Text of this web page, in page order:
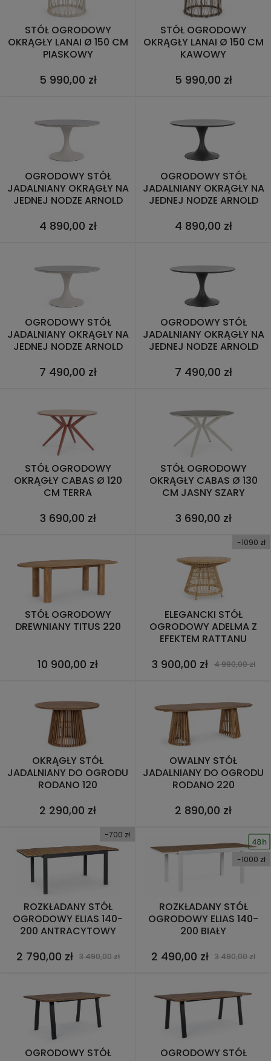
STÓŁ OGRODOWY
OKRĄGŁY LANAI Ø 150 CM
PIASKOWY
5 990,00 zł
STÓŁ OGRODOWY
OKRĄGŁY LANAI Ø 150 CM
KAWOWY
5 990,00 zł
OGRODOWY STÓŁ
JADALNIANY OKRĄGŁY NA
JEDNEJ NODZE ARNOLD
4 890,00 zł
OGRODOWY STÓŁ
JADALNIANY OKRĄGŁY NA
JEDNEJ NODZE ARNOLD
4 890,00 zł
OGRODOWY STÓŁ
JADALNIANY OKRĄGŁY NA
JEDNEJ NODZE ARNOLD
7 490,00 zł
OGRODOWY STÓŁ
JADALNIANY OKRĄGŁY NA
JEDNEJ NODZE ARNOLD
7 490,00 zł
STÓŁ OGRODOWY
OKRĄGŁY CABAS Ø 120
CM TERRA
3 690,00 zł
STÓŁ OGRODOWY
OKRĄGŁY CABAS Ø 130
CM JASNY SZARY
3 690,00 zł
STÓŁ OGRODOWY
DREWNIANY TITUS 220
10 900,00 zł
ELEGANCKI STÓŁ
OGRODOWY ADELMA Z
EFEKTEM RATTANU
3 900,00 zł 4 990,00 zł
-1090 zł
OKRĄGŁY STÓŁ
JADALNIANY DO OGRODU
RODANO 120
2 290,00 zł
OWALNY STÓŁ
JADALNIANY DO OGRODU
RODANO 220
2 890,00 zł
ROZKŁADANY STÓŁ
OGRODOWY ELIAS 140-
200 ANTRACYTOWY
2 790,00 zł 3 490,00 zł
-700 zł
ROZKŁADANY STÓŁ
OGRODOWY ELIAS 140-
200 BIAŁY
2 490,00 zł 3 490,00 zł
-1000 zł
OGRODOWY STÓŁ
OGRODOWY STÓŁ